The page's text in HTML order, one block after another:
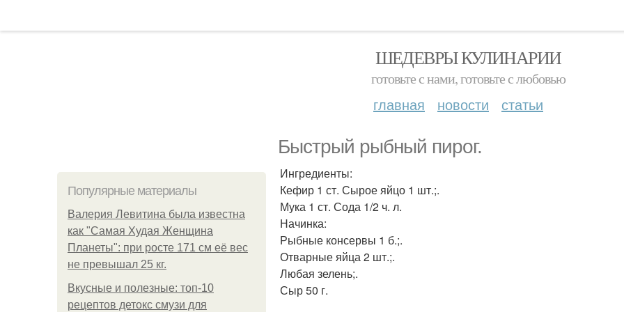
ШЕДЕВРЫ КУЛИНАРИИ
готовьте с нами, готовьте с любовью
главная новости статьи
Быстрый рыбный пирог.
Популярные материалы
Валерия Левитина была известна
как "Самая Худая Женщина
Планеты": при росте 171 см её вес
не превышал 25 кг.
Вкусные и полезные: топ-10
рецептов детокс смузи для
Ингредиенты:
Кефир 1 ст. Сырое яйцо 1 шт.;.
Мука 1 ст. Сода 1/2 ч. л.
Начинка:
Рыбные консервы 1 б.;.
Отварные яйца 2 шт.;.
Любая зелень;.
Сыр 50 г.